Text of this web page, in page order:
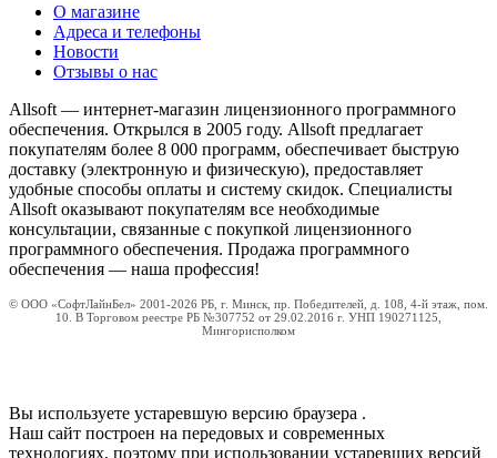
О магазине
Адреса и телефоны
Новости
Отзывы о нас
Allsoft — интернет-магазин лицензионного программного
обеспечения. Открылся в 2005 году. Allsoft предлагает
покупателям более 8 000 программ, обеспечивает быструю
доставку (электронную и физическую), предоставляет
удобные способы оплаты и систему скидок. Специалисты
Allsoft оказывают покупателям все необходимые
консультации, связанные с покупкой лицензионного
программного обеспечения. Продажа программного
обеспечения — наша профессия!
© ООО «СофтЛайнБел» 2001-2026 РБ, г. Минск, пр. Победителей, д. 108, 4-й этаж, пом.
10. В Торговом реестре РБ №307752 от 29.02.2016 г. УНП 190271125,
Мингорисполком
Вы используете устаревшую версию браузера .
Наш сайт построен на передовых и современных
технологиях, поэтому при использовании устаревших версий